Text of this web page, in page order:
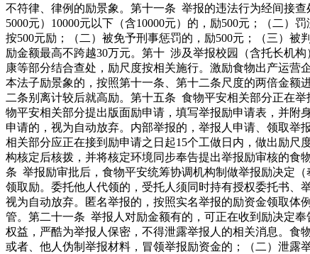
不符律、律例的励景象。第十一条 举报的违法行为经间接
5000元）10000元以下（含10000元）的，励500元；（二）
按500元励；（二）被免予刑事惩罚的，励500元；（三）
励金额最高不跨越30万元。第十 涉及举报校园（含托长机
康等部分结合查处，励尺度按相关施行。激励食物出产运
本法子励景象的，按照第十一条、第十二条尺度的两倍金
二条别离计较后就高励。第十五条 食物平安相关部分正在
物平安相关部分提出版面励申请，填写举报励申请表，并附
申请的，视为自动放弃。内部举报的，举报人申请、领取
相关部分应正在接到励申请之日起15个工做日内，做出励
构核定后核拨，并将核定环境同步奉告提出举报励审核的食
条 举报励审批后，食物平安统筹协调机构制做举报励决定
领取励。委托他人代领的，受托人须同时持有授权委托书、
视为自动放弃。匿名举报的，按照实名举报的励资金领取体
管。第二十一条 举报人对励金额有的，可正在收到励决定
权益，严酷为举报人保密，不得泄露举报人的相关消息。食
或者、他人伪制举报材料，冒领举报励资金的；（二）泄